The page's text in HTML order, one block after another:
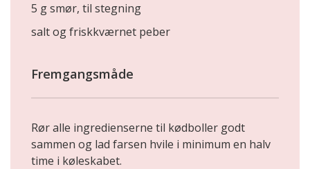
5 g smør, til stegning
salt og friskkværnet peber
Fremgangsmåde
Rør alle ingredienserne til kødboller godt
sammen og lad farsen hvile i minimum en halv
time i køleskabet.